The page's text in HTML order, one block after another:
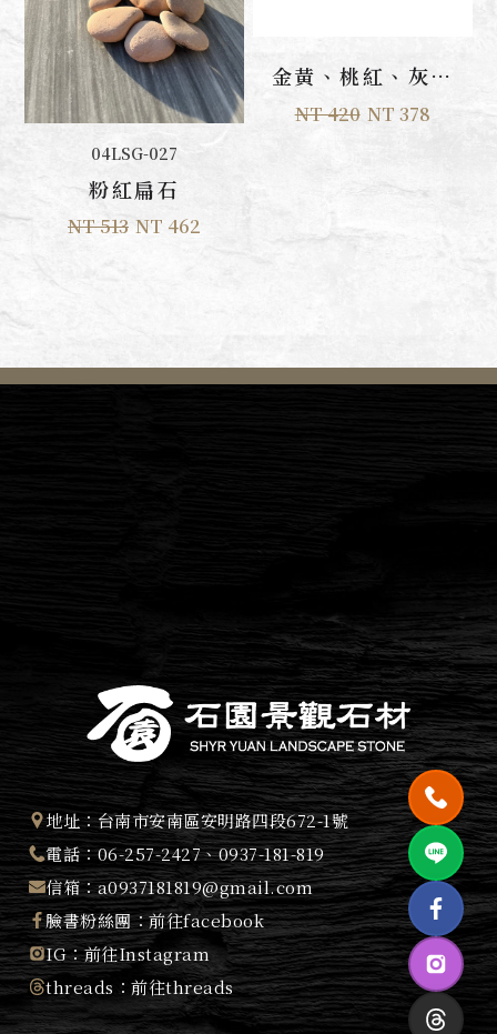
加入購物車
04LSG-027
粉紅扁石
NT 513 NT 462
加入購物車
金黃、桃紅、灰黑
角石
NT 420 NT 378
地址：台南市安南區安明路四段672-1號
電話：06-257-2427、0937-181-819
信箱：a0937181819@gmail.com
臉書粉絲團：前往facebook
IG：前往Instagram
threads：前往threads